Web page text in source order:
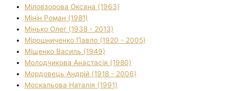
Міловзорова Оксана (1963)
Мінін Роман (1981)
Мінько Олег (1938 - 2013)
Мірошниченко Павло (1920 - 2005)
Міщенко Василь (1949)
Молодчикова Анастасія (1980)
Мордовець Андрій (1918 - 2006)
Москальова Наталія (1991)